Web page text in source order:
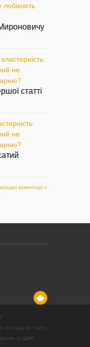
лобіюють
не
статті
не
коментарі »
матеріалів сайту
згодою